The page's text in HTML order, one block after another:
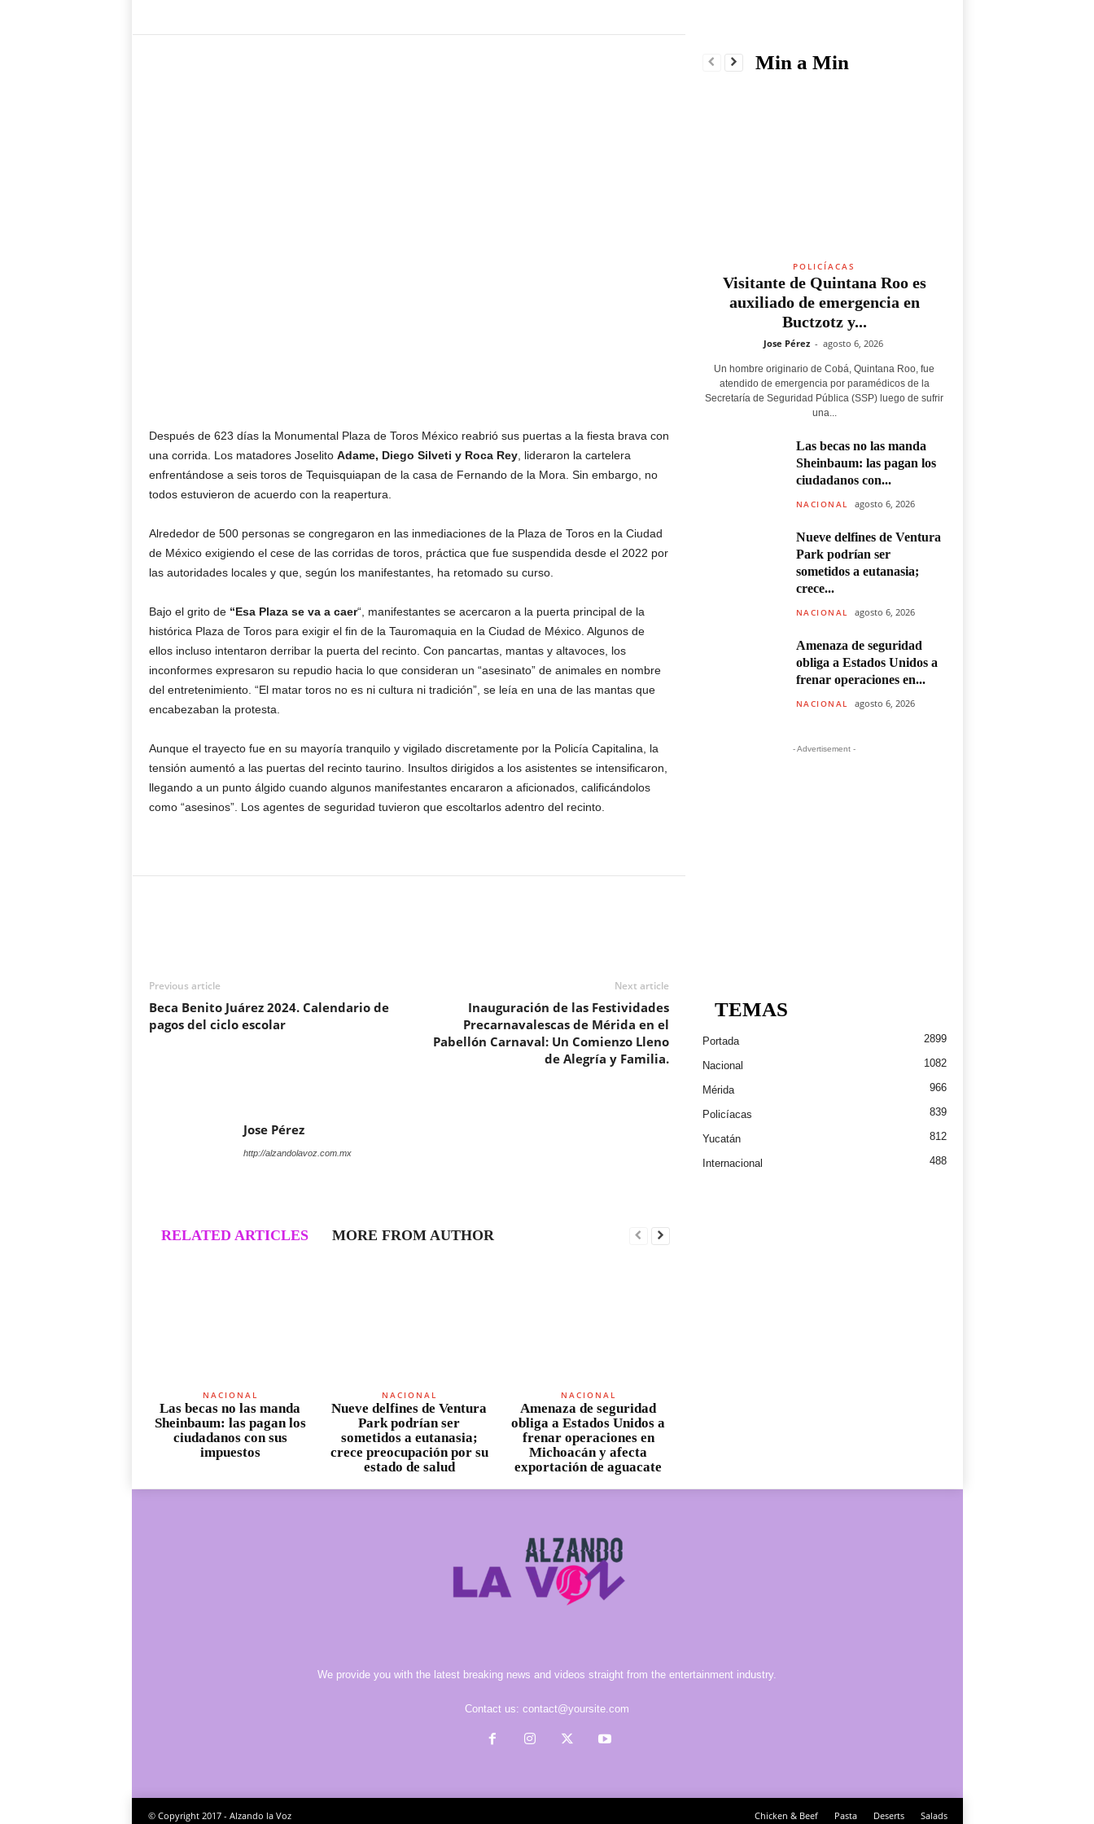
Después de 623 días la Monumental Plaza de Toros México reabrió sus puertas a la fiesta brava con
una corrida. Los matadores Joselito Adame, Diego Silveti y Roca Rey, lideraron la cartelera
enfrentándose a seis toros de Tequisquiapan de la casa de Fernando de la Mora. Sin embargo, no
todos estuvieron de acuerdo con la reapertura.
Alrededor de 500 personas se congregaron en las inmediaciones de la Plaza de Toros en la Ciudad
de México exigiendo el cese de las corridas de toros, práctica que fue suspendida desde el 2022 por
las autoridades locales y que, según los manifestantes, ha retomado su curso.
Bajo el grito de “Esa Plaza se va a caer“, manifestantes se acercaron a la puerta principal de la
histórica Plaza de Toros para exigir el fin de la Tauromaquia en la Ciudad de México. Algunos de
ellos incluso intentaron derribar la puerta del recinto. Con pancartas, mantas y altavoces, los
inconformes expresaron su repudio hacia lo que consideran un “asesinato” de animales en nombre
del entretenimiento. “El matar toros no es ni cultura ni tradición”, se leía en una de las mantas que
encabezaban la protesta.
Aunque el trayecto fue en su mayoría tranquilo y vigilado discretamente por la Policía Capitalina, la
tensión aumentó a las puertas del recinto taurino. Insultos dirigidos a los asistentes se intensificaron,
llegando a un punto álgido cuando algunos manifestantes encararon a aficionados, calificándolos
como “asesinos”. Los agentes de seguridad tuvieron que escoltarlos adentro del recinto.
Previous article
Beca Benito Juárez 2024. Calendario de
pagos del ciclo escolar
Next article
Inauguración de las Festividades
Precarnavalescas de Mérida en el
Pabellón Carnaval: Un Comienzo Lleno
de Alegría y Familia.
Jose Pérez
http://alzandolavoz.com.mx
RELATED ARTICLES MORE FROM AUTHOR
NACIONAL
Las becas no las manda
Sheinbaum: las pagan los
ciudadanos con sus
impuestos
NACIONAL
Nueve delfines de Ventura
Park podrían ser
sometidos a eutanasia;
crece preocupación por su
estado de salud
NACIONAL
Amenaza de seguridad
obliga a Estados Unidos a
frenar operaciones en
Michoacán y afecta
exportación de aguacate
Min a Min
POLICÍACAS
Visitante de Quintana Roo es
auxiliado de emergencia en
Buctzotz y...
Jose Pérez - agosto 6, 2026
Un hombre originario de Cobá, Quintana Roo, fue
atendido de emergencia por paramédicos de la
Secretaría de Seguridad Pública (SSP) luego de sufrir
una...
Las becas no las manda
Sheinbaum: las pagan los
ciudadanos con...
NACIONAL agosto 6, 2026
Nueve delfines de Ventura
Park podrían ser
sometidos a eutanasia;
crece...
NACIONAL agosto 6, 2026
Amenaza de seguridad
obliga a Estados Unidos a
frenar operaciones en...
NACIONAL agosto 6, 2026
- Advertisement -
TEMAS
Portada 2899
Nacional 1082
Mérida 966
Policíacas 839
Yucatán 812
Internacional 488
We provide you with the latest breaking news and videos straight from the entertainment industry.
Contact us: contact@yoursite.com
Chicken & Beef Pasta Deserts Salads
© Copyright 2017 - Alzando la Voz